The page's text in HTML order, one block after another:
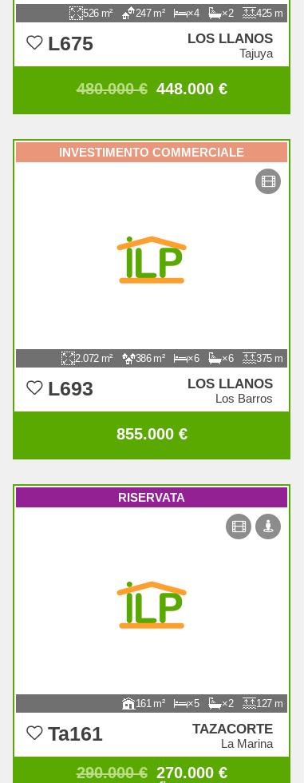
526 247 4 2 425
L675 LOS LLANOS
Tajuya
480.000 € 448.000 €
2.072 386 6 6 375
L693 LOS LLANOS
Los Barros
855.000 €
INVESTIMENTO COMMERCIALE
161 5 2 127
Ta161 TAZACORTE
La Marina
290.000 € 270.000 €
RISERVATA